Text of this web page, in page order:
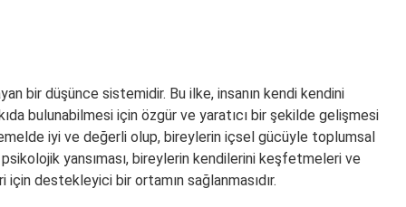
bir düşünce sistemidir. Bu ilke, insanın kendi kendini
bulunabilmesi için özgür ve yaratıcı bir şekilde gelişmesi
iyi ve değerli olup, bireylerin içsel gücüyle toplumsal
yansıması, bireylerin kendilerini keşfetmeleri ve
destekleyici bir ortamın sağlanmasıdır.